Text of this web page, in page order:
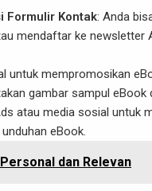
Formulir Kontak: Anda
mendaftar ke newsletter
untuk mempromosikan
gambar sampul eBook
atau media sosial untuk
eBook.
dan Relevan